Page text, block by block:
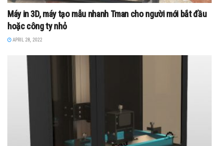
Máy in 3D, máy tạo mẫu nhanh Tman cho người mới bắt đầu
hoặc công ty nhỏ
APRIL 28, 2022